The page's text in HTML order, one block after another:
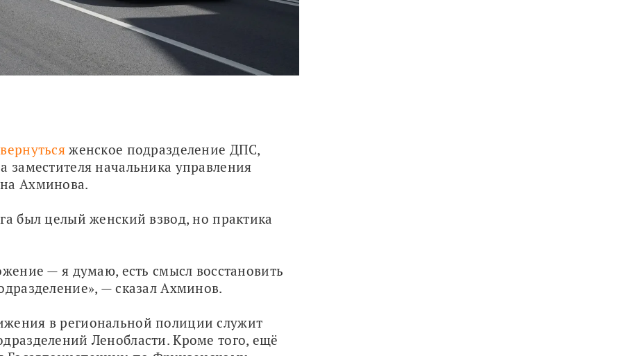
женское подразделение ДПС,
начальника управления
Ахминова.
был целый женский взвод, но практика
— я думаю, есть смысл восстановить
— сказал Ахминов.
в региональной полиции служит
Ленобласти. Кроме того, ещё